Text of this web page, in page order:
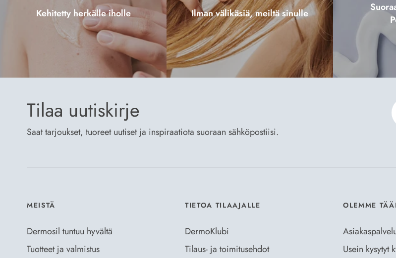
Kehitetty herkälle iholle Ilman välikäsiä, meiltä sinulle
Tilaa uutiskirje
Saat tarjoukset, tuoreet uutiset ja inspiraatiota suoraan sähköpostiisi.
MEISTÄ
Dermosil tuntuu hyvältä
Tuotteet ja valmistus
TIETOA TILAAJALLE
DermoKlubi
Tilaus- ja toimitusehdot
OLEMME
Usein kysytyt